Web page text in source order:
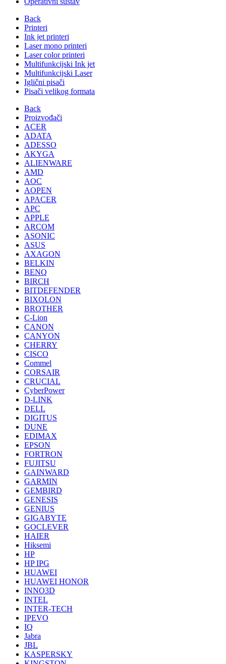
Back
Printeri
Ink jet printeri
Laser mono printeri
Laser color printeri
Multifunkcijski Ink jet
Multifunkcijski Laser
Iglični pisači
Pisači velikog formata
Back
Proizvođači
ACER
ADATA
ADESSO
AKYGA
ALIENWARE
AMD
AOC
AOPEN
APACER
APC
APPLE
ARCOM
ASONIC
ASUS
AXAGON
BELKIN
BENQ
BIRCH
BITDEFENDER
BIXOLON
BROTHER
C-Lion
CANON
CANYON
CHERRY
CISCO
Commel
CORSAIR
CRUCIAL
CyberPower
D-LINK
DELL
DIGITUS
DUNE
EDIMAX
EPSON
FORTRON
FUJITSU
GAINWARD
GARMIN
GEMBIRD
GENESIS
GENIUS
GIGABYTE
GOCLEVER
HAIER
Hiksemi
HP
HP IPG
HUAWEI
HUAWEI HONOR
INNO3D
INTEL
INTER-TECH
IPEVO
IQ
Jabra
JBL
KASPERSKY